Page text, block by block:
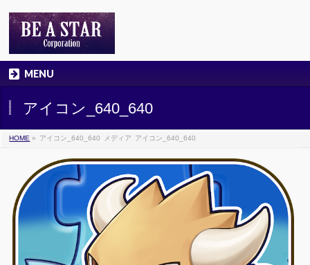
MENU
アイコン_640_640
HOME » アイコン_640_640 メディア アイコン_640_640